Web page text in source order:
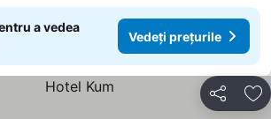
a vedea
Vedeți prețurile
Distribuiți